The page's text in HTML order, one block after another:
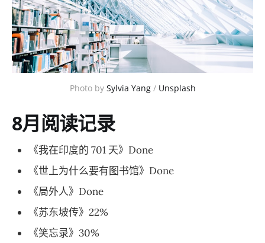
Photo by Sylvia Yang/ Unsplash
8月阅读记录
《我在印度的 701 天》Done
《世上为什么要有图书馆》Done
《局外人》Done
《苏东坡传》22%
《笑忘录》30%